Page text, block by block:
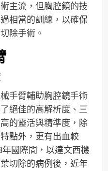
主流，但胸腔鏡的技
相當的訓練，以確保
除手術。
手臂輔助胸腔鏡手術
絕佳的高解析度、三
的靈活與精準度，除
點外，更有出血較
國際間，以達文西機
切除的病例後，近年